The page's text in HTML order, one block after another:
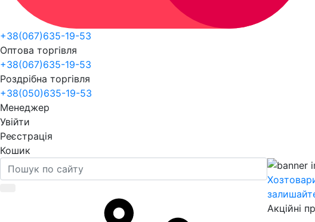
+38(067)635-19-53
Оптова торгівля
+38(067)635-19-53
Роздрібна торгівля
+38(050)635-19-53
Менеджер
Увійти
Реєстрація
Кошик
Акційні